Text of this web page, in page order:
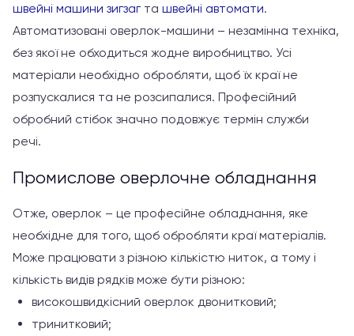
швейні машини зигзаг та швейні автомати.
Автоматизовані оверлок-машини – незамінна техніка,
без якої не обходиться жодне виробництво. Усі
матеріали необхідно обробляти, щоб їх краї не
розпускалися та не розсипалися. Професійний
обробний стібок значно подовжує термін служби
речі.
Промислове оверлочне обладнання
Отже, оверлок – це професійне обладнання, яке
необхідне для того, щоб обробляти краї матеріалів.
Може працювати з різною кількістю ниток, а тому і
кількість видів рядків може бути різною:
високошвидкісний оверлок двонитковий;
тринитковий;